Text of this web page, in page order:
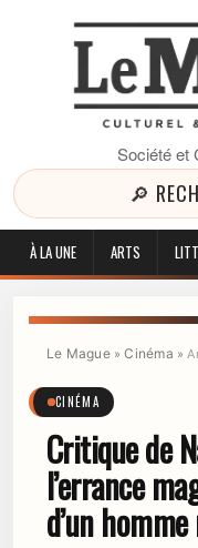
Société et
🔎
À LA UNE ARTS
Le Mague»Cinéma »
CINÉMA
Critique de
l’errance
d’un